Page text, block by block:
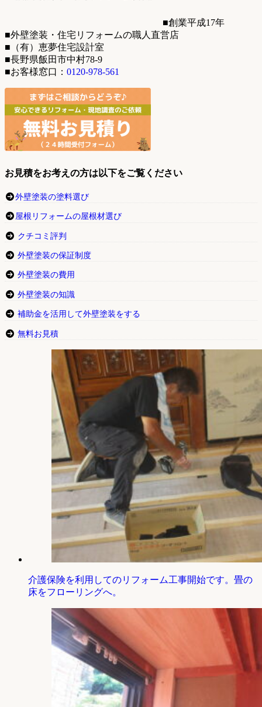
■創業平成17年
■外壁塗装・住宅リフォームの職人直営店
■（有）恵夢住宅設計室
■長野県飯田市中村78-9
■お客様窓口： 0120-978-561
お見積をお考えの方は以下をご覧ください
外壁塗装の塗料選び
屋根リフォームの屋根材選び
クチコミ評判
外壁塗装の保証制度
外壁塗装の費用
外壁塗装の知識
補助金を活用して外壁塗装をする
無料お見積
介護保険を利用してのリフォーム工事開始です。畳の
床をフローリングへ。